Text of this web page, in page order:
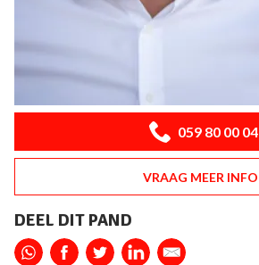
059 80 00 04
VRAAG MEER INFO
DEEL DIT PAND